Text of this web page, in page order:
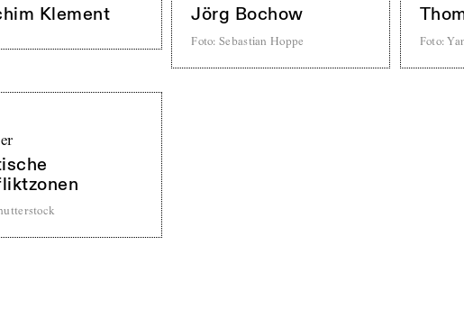
Klement Jörg Bochow
Foto: Sebastian Hoppe Foto: